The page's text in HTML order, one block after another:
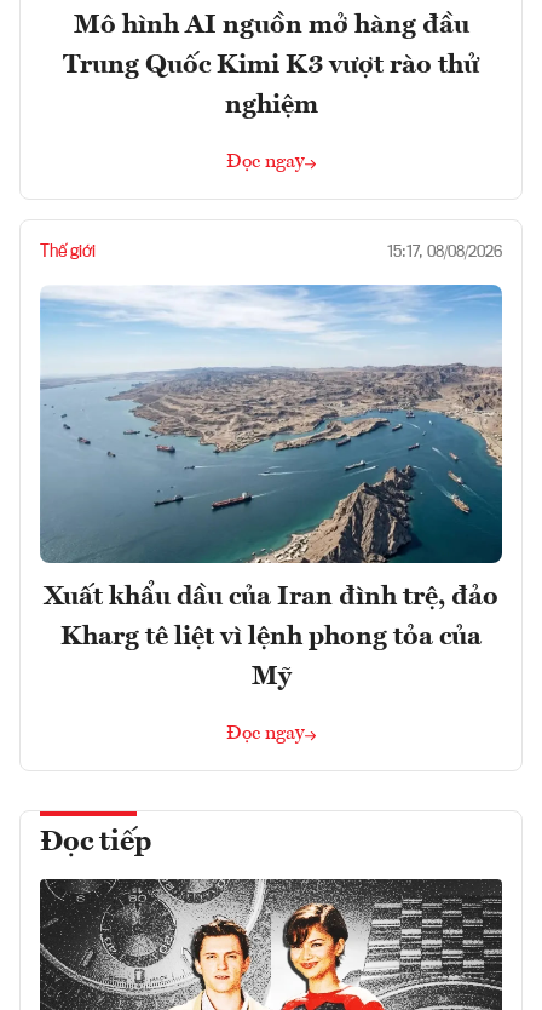
Mô hình AI nguồn mở hàng đầu
Trung Quốc Kimi K3 vượt rào thử
nghiệm
Đọc ngay
Thế giới 15:17, 08/08/2026
Xuất khẩu dầu của Iran đình trệ, đảo
Kharg tê liệt vì lệnh phong tỏa của
Mỹ
Đọc ngay
Đọc tiếp